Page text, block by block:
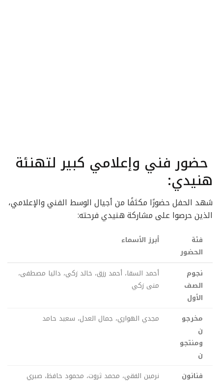
حضور فني وإعلامي كبير لتهنئة
هنيدي:
شهد الحفل حضورًا مكثفًا من أجيال الوسط الفني والإعلامي،
الذين حرصوا على مشاركة هنيدي فرحته:
فئة
الحضور
أبرز الأسماء
نجوم
الصف
الأول
أحمد السقا، أحمد رزق، خالد زكي، داليا مصطفى،
منى زكي
مخرجو
ن
ومنتجو
ن
مجدي الهواري، جمال العدل، سعيد حامد
فنانون
نرمين الفقي، محمد ثروت، محمود حافظ، صبري